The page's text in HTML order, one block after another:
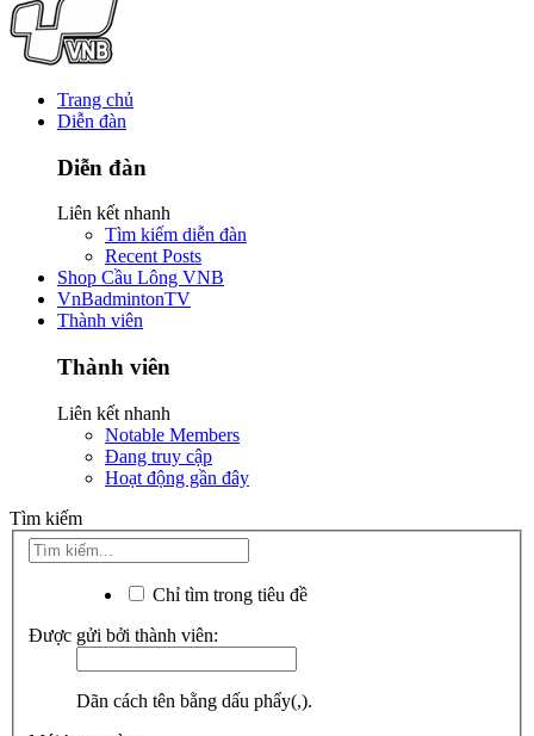
Trang chủ
Diễn đàn
Diễn đàn
Liên kết nhanh
Tìm kiếm diễn đàn
Recent Posts
Shop Cầu Lông VNB
VnBadmintonTV
Thành viên
Thành viên
Liên kết nhanh
Notable Members
Đang truy cập
Hoạt động gần đây
Tìm kiếm
Chỉ tìm trong tiêu đề
Được gửi bởi thành viên:
Dãn cách tên bằng dấu phẩy(,).